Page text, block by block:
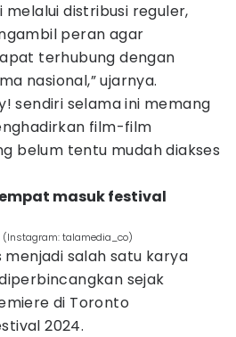
distribusi reguler,
peran agar
terhubung dengan
nasional,” ujarnya.
sendiri selama ini memang
film-film
belum tentu mudah diakses
masuk festival
(Instagram: talamedia_co)
menjadi salah satu karya
sejak
di Toronto
2024.